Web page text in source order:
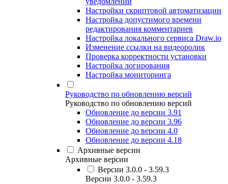
Настройки скриптовой автоматизации
Настройка допустимого времени
редактирования комментариев
Настройка локального сервиса Draw.io
Изменение ссылки на видеоролик
Проверка корректности установки
Настройка логирования
Настройка мониторинга
Руководство по обновлению версий
Руководство по обновлению версий
Обновление до версии 3.91
Обновление до версии 3.96
Обновление до версии 4.0
Обновление до версии 4.18
Архивные версии
Архивные версии
Версии 3.0.0 - 3.59.3
Версии 3.0.0 - 3.59.3